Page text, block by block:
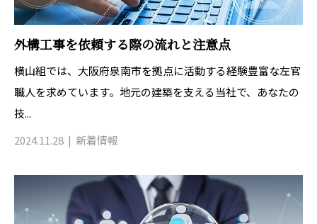
外構工事を依頼する際の流れと注意点
横山組では、大阪府泉南市を拠点に活動する経験豊富な左官
職人を求めています。地元の建築を支える当社で、あなたの
技...
2024.11.28
新着情報